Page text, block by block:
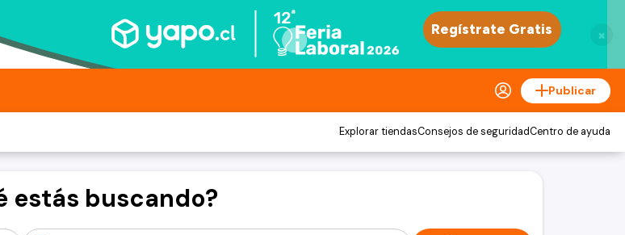
×
Publicar
Explorar tiendasConsejos de seguridadCentro de ayuda
estás buscando?